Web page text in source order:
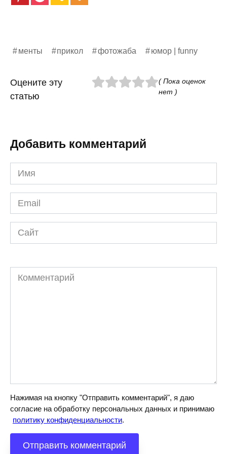
менты прикол фотожаба юмор | funny
Оцените эту
статью
( Пока оценок
нет )
Добавить комментарий
Имя
*
Email
*
Сайт
Комментарий
Нажимая на кнопку "Отправить комментарий", я даю
согласие на обработку персональных данных и принимаю
политику конфиденциальности.